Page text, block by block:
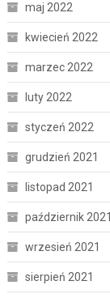
maj 2022
kwiecień 2022
marzec 2022
luty 2022
styczeń 2022
grudzień 2021
listopad 2021
październik 2021
wrzesień 2021
sierpień 2021